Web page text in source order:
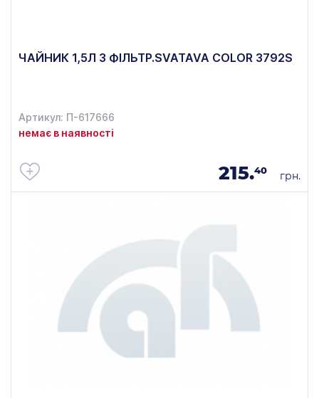
ЧАЙНИК 1,5Л З ФІЛЬТР.SVATAVA COLOR 3792S
Артикул: П-617666
немає в наявності
215.40 грн.